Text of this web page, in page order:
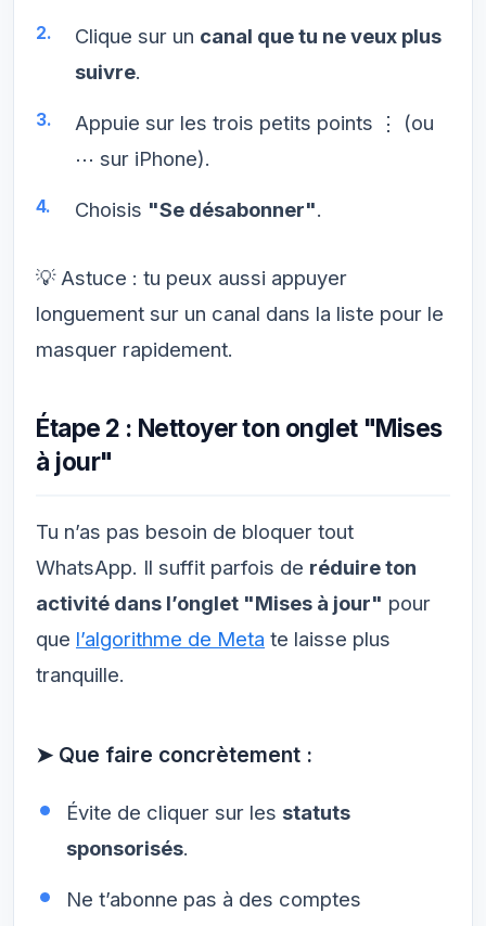
Clique sur un canal que tu ne veux plus
suivre.
Appuie sur les trois petits points ⋮ (ou
⋯ sur iPhone).
Choisis "Se désabonner".
💡 Astuce : tu peux aussi appuyer
longuement sur un canal dans la liste pour le
masquer rapidement.
Étape 2 : Nettoyer ton onglet "Mises
à jour"
Tu n’as pas besoin de bloquer tout
WhatsApp. Il suffit parfois de réduire ton
activité dans l’onglet "Mises à jour" pour
que l’algorithme de Meta te laisse plus
tranquille.
➤ Que faire concrètement :
Évite de cliquer sur les statuts
sponsorisés.
Ne t’abonne pas à des comptes